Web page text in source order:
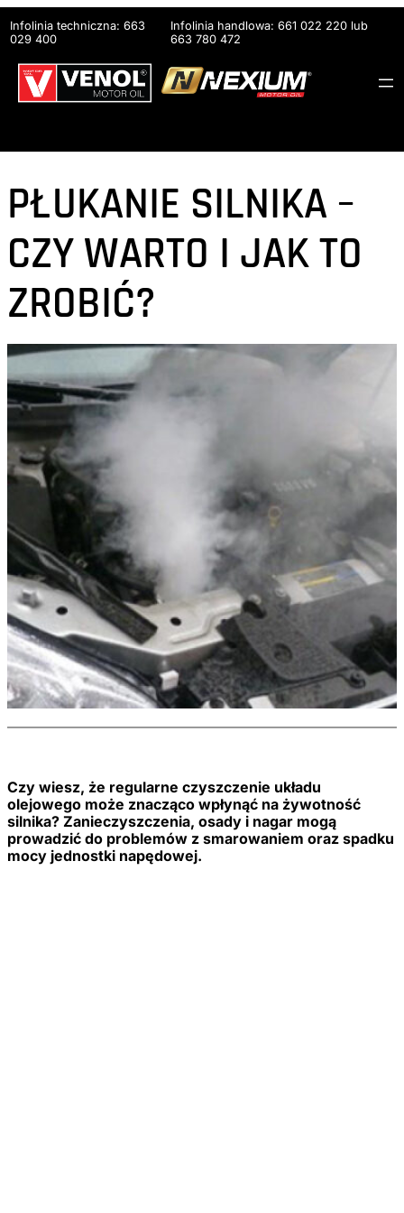
do
treści
Infolinia techniczna: 663
029 400
Infolinia handlowa: 661 022 220 lub
663 780 472
PŁUKANIE SILNIKA –
CZY WARTO I JAK TO
ZROBIĆ?
Czy wiesz, że regularne czyszczenie układu
olejowego może znacząco wpłynąć na żywotność
silnika? Zanieczyszczenia, osady i nagar mogą
prowadzić do problemów z smarowaniem oraz spadku
mocy jednostki napędowej.